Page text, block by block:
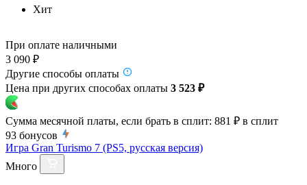
Хит
При оплате наличными
3 090 ₽
Другие способы оплаты
Цена при других способах оплаты 3 523 ₽
Сумма месячной платы, если брать в сплит: 881 ₽ в сплит
93 бонусов
Игра Gran Turismo 7 (PS5, русская версия)
Много